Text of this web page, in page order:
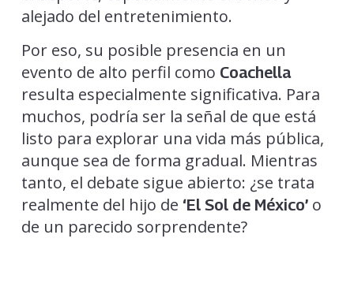
alejado del entretenimiento.
Por eso, su posible presencia en un
evento de alto perfil como Coachella
resulta especialmente significativa. Para
muchos, podría ser la señal de que está
listo para explorar una vida más pública,
aunque sea de forma gradual. Mientras
tanto, el debate sigue abierto: ¿se trata
realmente del hijo de ‘El Sol de México’o
de un parecido sorprendente?